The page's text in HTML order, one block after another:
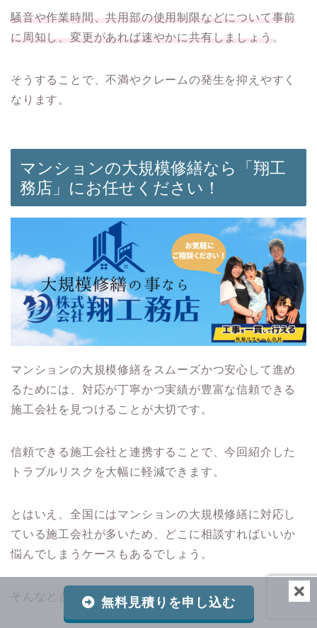
騒音や作業時間、共用部の使用制限などについて事前
に周知し、変更があれば速やかに共有しましょう 。
そうすることで、不満やクレームの発生を抑えやすく
なります。
マンションの大規模修繕なら「翔工
務店」にお任せください！
マンションの大規模修繕をスムーズかつ安心して進め
るためには、対応が丁寧かつ実績が豊富な信頼できる
施工会社を見つけることが大切です。
信頼できる施工会社と連携することで、今回紹介した
トラブルリスクを大幅に軽減できます。
とはいえ、全国にはマンションの大規模修繕に対応し
ている施工会社が多いため、どこに相談すればいいか
悩んでしまうケースもあるでしょう。
そんなときは、翔工務店にご相談ください。
無料見積りを申し込む